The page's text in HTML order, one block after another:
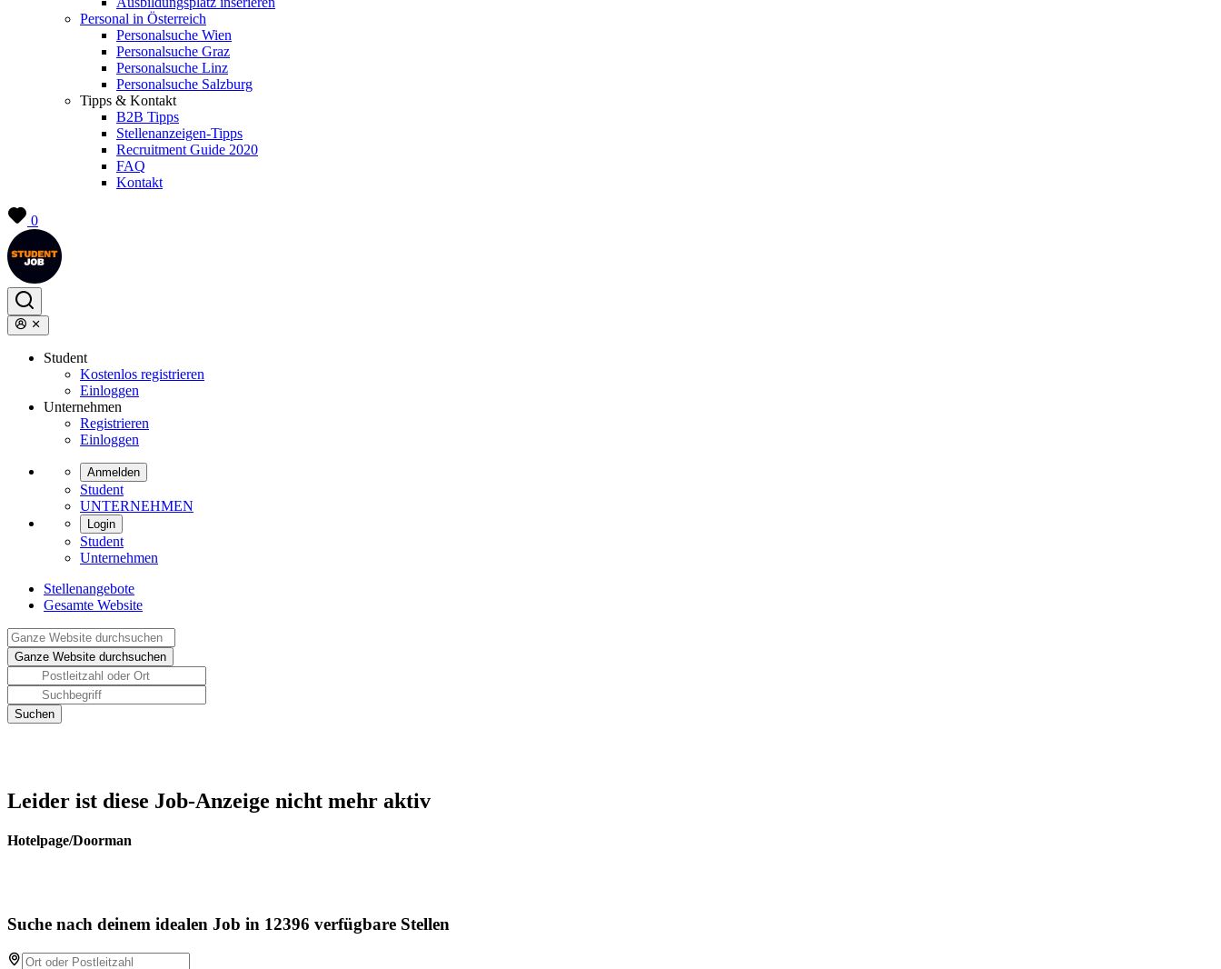
Personal in Österreich
Personalsuche Wien
Personalsuche Graz
Personalsuche Linz
Personalsuche Salzburg
Tipps & Kontakt
B2B Tipps
Stellenanzeigen-Tipps
Recruitment Guide 2020
FAQ
Kontakt
0
Student
Kostenlos registrieren
Einloggen
Unternehmen
Registrieren
Einloggen
Anmelden
Student
UNTERNEHMEN
Login
Student
Unternehmen
Stellenangebote
Gesamte Website
Leider ist diese Job-Anzeige nicht mehr aktiv
Hotelpage/Doorman
Suche nach deinem idealen Job in 12396 verfügbare Stellen